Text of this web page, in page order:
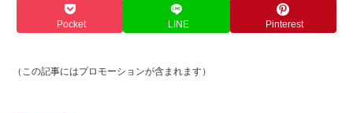
Pocket LINE Pinterest
（この記事にはプロモーションが含まれます）